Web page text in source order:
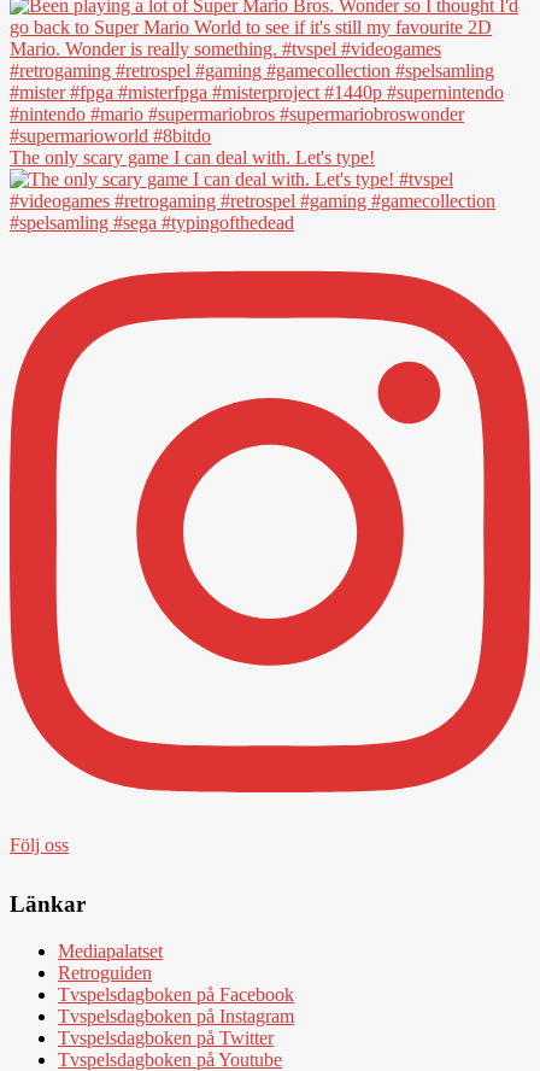
The only scary game I can deal with. Let's type!
Följ oss
Länkar
Mediapalatset
Retroguiden
Tvspelsdagboken på Facebook
Tvspelsdagboken på Instagram
Tvspelsdagboken på Twitter
Tvspelsdagboken på Youtube